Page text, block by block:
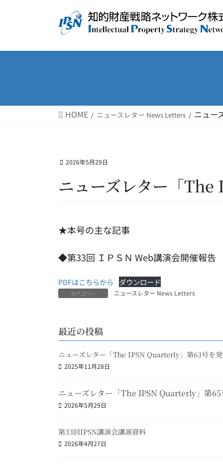
HOME ニュースレター News Letters ニュー
2026年5月29日
ニューズレター「The
★本号の主な記事
◆第33回 ＩＰＳＮ Web講演会開催報告
PDFはこちらから ダウンロード
カテゴリー ニュースレター News Letters
最近の投稿
ニューズレター「The IPSN Quarterly」第63号を発
2025年11月28日
ニューズレター「The IPSN Quarterly」第65
2026年5月29日
第33回IPSN講演会講演資料
2026年4月27日